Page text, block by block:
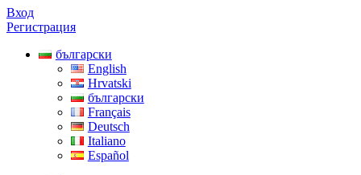
Вход
Регистрация
български
English
Hrvatski
български
Français
Deutsch
Italiano
Español